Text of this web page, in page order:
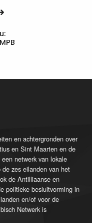
en achtergronden over
en Sint Maarten en de
netwerk van lokale
zes eilanden van het
de Antilliaanse en
politieke besluitvorming in
en/of voor de
Netwerk is